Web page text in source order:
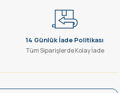
14 Günlük İade Politikası
Tüm Siparişlerde Kolay İade